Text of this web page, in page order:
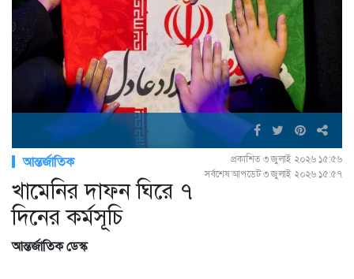
আন্তর্জাতিক
প্রকাশিত ৩ জুলাই ২০২৬ ১৫:৫৬
সর্বশেষ আপডেট ৩ জুলাই ২০২৬ ১৫:৫৭
খামেনির দাফন ঘিরে ৭
দিনের কর্মসূচি
আন্তর্জাতিক ডেস্ক